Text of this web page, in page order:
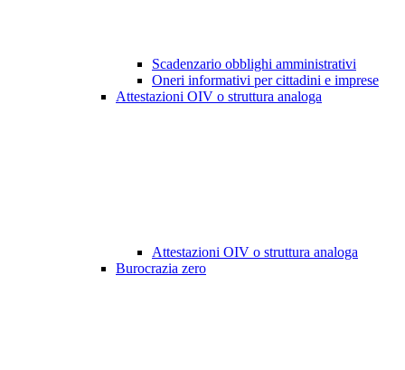
Scadenzario obblighi amministrativi
Oneri informativi per cittadini e imprese
Attestazioni OIV o struttura analoga
Attestazioni OIV o struttura analoga
Burocrazia zero